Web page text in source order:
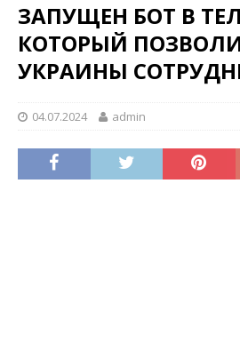
ЗАПУЩЕН БОТ В
КОТОРЫЙ
УКРАИНЫ
04.07.2024 admin